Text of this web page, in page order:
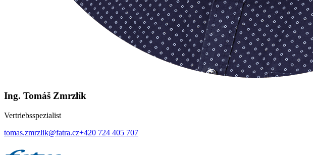
Ing. Tomáš Zmrzlík
Vertriebsspezialist
tomas.zmrzlik@fatra.cz+420 724 405 707